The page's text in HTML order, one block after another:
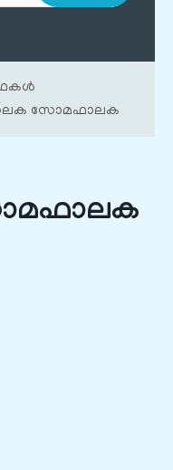
സോമഫാലക